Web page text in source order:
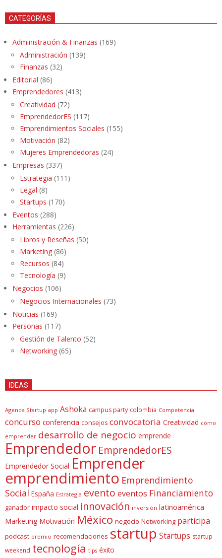
CATEGORÍAS
Administración & Finanzas (169)
Administración (139)
Finanzas (32)
Editorial (86)
Emprendedores (413)
Creatividad (72)
EmprendedorES (117)
Emprendimientos Sociales (155)
Motivación (82)
Mujeres Emprendedoras (24)
Empresas (337)
Estrategia (111)
Legal (8)
Startups (170)
Eventos (288)
Herramientas (226)
Libros y Reseñas (50)
Marketing (86)
Recursos (84)
Tecnología (9)
Negocios (106)
Negocios Internacionales (73)
Noticias (169)
Personas (117)
Gestión de Talento (52)
Networking (65)
IDEAS
Agenda Startup app Ashoka campus party colombia Competencia
concurso conferencia consejos convocatoria Creatividad cómo
emprender desarrollo de negocio emprende
Emprendedor EmprendedorES
Emprendedor Social Emprender
emprendimiento Emprendimiento
Social España Estrategia evento eventos Financiamiento
ganador impacto social innovación inversión latinoamérica
Marketing Motivación México negocio Networking participa
podcast premio recomendaciones startup Startups startup
weekend tecnología tips éxito